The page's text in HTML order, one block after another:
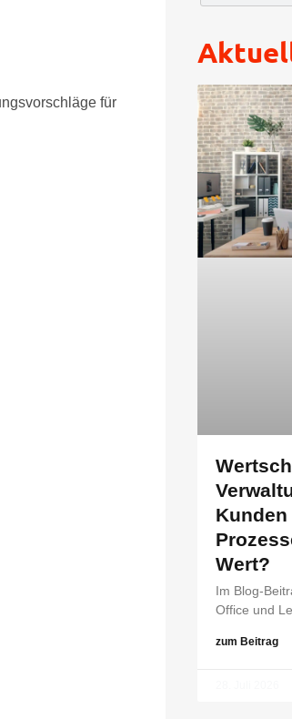
für
Wert?
Im Blog-
Office und
zum Beitrag